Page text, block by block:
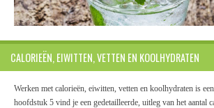
CALORIEËN, EIWITTEN, VETTEN EN KOOLHYDRATEN
Werken met calorieën, eiwitten, vetten en koolhydraten is
hoofdstuk 5 vind je een gedetailleerde, uitleg van het aantal